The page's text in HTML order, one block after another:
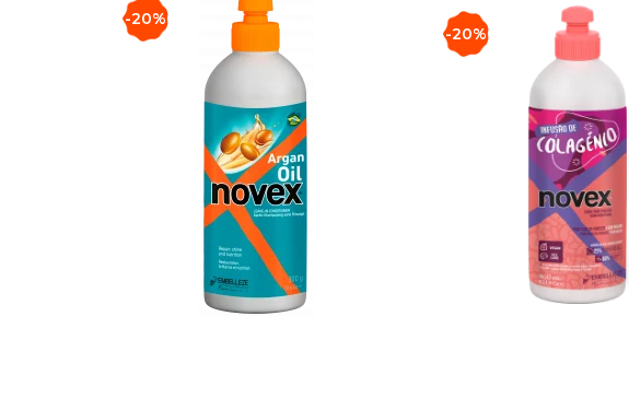
-20%
-20%